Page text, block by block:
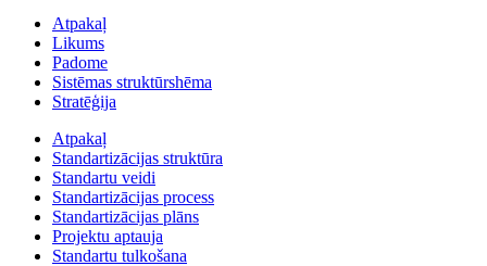
Atpakaļ
Likums
Padome
Sistēmas struktūrshēma
Stratēģija
Atpakaļ
Standartizācijas struktūra
Standartu veidi
Standartizācijas process
Standartizācijas plāns
Projektu aptauja
Standartu tulkošana